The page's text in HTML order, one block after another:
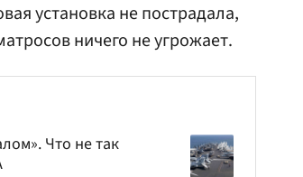
установка не пострадала,
ничего не угрожает.
Что не так